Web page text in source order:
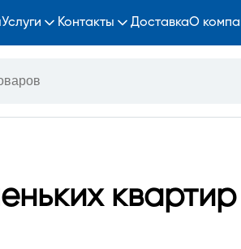
Услуги Контакты ДоставкаО
квартир